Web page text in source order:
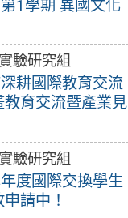
1學期 異國文化
實驗研究組
耕國際教育交流
教育交流暨產業見
實驗研究組
度國際交換學生
請中！